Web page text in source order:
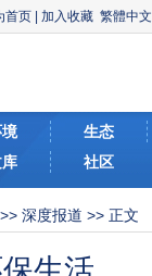
首页 加入收藏 繁體中文
生态
社区
>> 深度报道 >> 正文